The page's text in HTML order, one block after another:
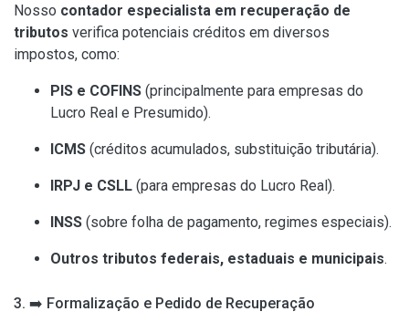
Nosso contador especialista em recuperação de
tributos verifica potenciais créditos em diversos
impostos, como:
PIS e COFINS (principalmente para empresas do
Lucro Real e Presumido).
ICMS (créditos acumulados, substituição tributária).
IRPJ e CSLL (para empresas do Lucro Real).
INSS (sobre folha de pagamento, regimes especiais).
Outros tributos federais, estaduais e municipais.
3. ➡️ Formalização e Pedido de Recuperação